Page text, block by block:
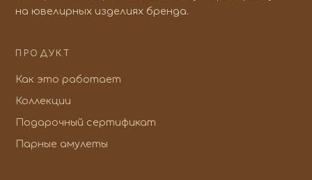
на ювелирных изделиях бренда.
ПРОДУКТ
Как это работает
Коллекции
Подарочный сертификат
Парные амулеты